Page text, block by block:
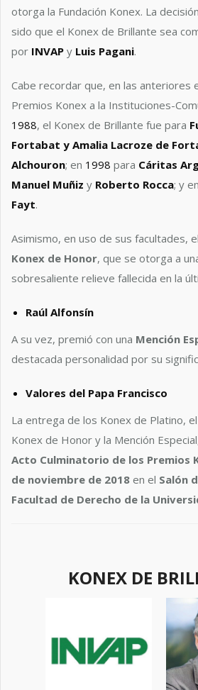
otorga la Fundación Konex. La
sido que el Konex de Brillante sea
por INVAP y Luis Pagani.
Cabe recordar que, en las anteriores
Premios Konex a la Instituciones-
1988, el Konex de Brillante fue para
Fortabat y Amalia Lacroze de
Alchouron; en 1998 para Cáritas
Manuel Muñiz y Roberto Rocca; y en
Fayt.
Asimismo, en uso de sus facultades,
Konex de Honor, que se otorga a
sobresaliente relieve fallecida en la
Raúl Alfonsín
A su vez, premió con una Mención
destacada personalidad por su
Valores del Papa Francisco
La entrega de los Konex de Platino,
Konex de Honor y la Mención
Acto Culminatorio de los Premios
de noviembre de 2018 en el Salón
Facultad de Derecho de la
KONEX DE